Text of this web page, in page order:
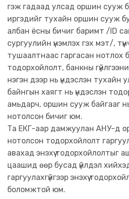
гэж гадаад улсад оршин сууж
иргэдийг тухайн оршин сууж
албан ёсны бичиг баримт /ID
сургуулийн үнэмлэх гэх мэт/,
тушаалтнаас гаргасан нотлох
тодорхойлолт, банкны
нэгэн дээр нь үндэслэн тухайн
байнгын хаягт нь үндэслэн
амьдарч, оршин сууж байгааг
нотолсон бичиг юм.
Та ЕКГ-аар дамжуулан АНУ-д
нотолсон тодорхойлолт
авахад энэхүү тодорхойлолтыг
цаашид өөр бусад үйлдэл
гаргуулахгүйгээр энэхүү
боломжтой юм.